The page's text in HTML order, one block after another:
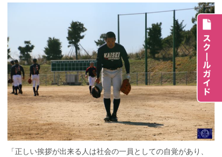
「正しい挨拶が出来る人は社会の一員としての自覚があり、